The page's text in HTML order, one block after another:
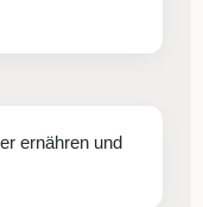
ernähren und